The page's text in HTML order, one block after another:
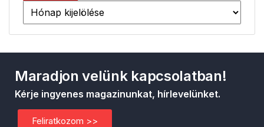
Maradjon velünk kapcsolatban!
Kérje ingyenes magazinunkat, hírlevelünket.
Feliratkozom >>